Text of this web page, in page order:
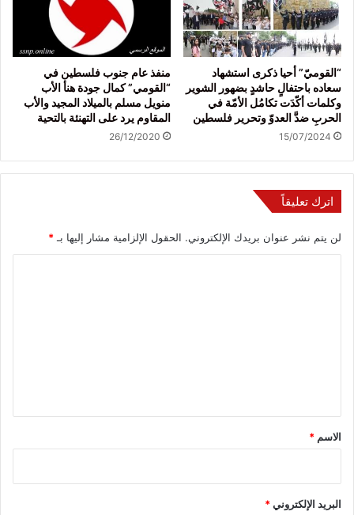
“القوميّ” أحيا ذكرى استشهاد
سعاده باحتفالٍ حاشدٍ بضهور الشوير
وكلمات أكّدَت تكامُل الأمّة في
الحربِ ضدَّ العدوّ وتحرير فلسطين
15/07/2024
منفذ عام جنوب فلسطين في
“القومي” كمال جودة هنأ الأب
منويل مسلم بالميلاد المجيد والأب
المقاوم يرد على التهنئة بالتحية
26/12/2020
اترك تعليقاً
لن يتم نشر عنوان بريدك الإلكتروني. الحقول الإلزامية مشار إليها بـ *
*
الاسم *
البريد الإلكتروني*